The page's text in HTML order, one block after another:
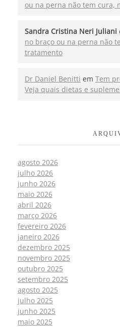
ou na perna não tem cura,
Sandra Cristina Neri Juliani
no braço ou na perna não
tratamento
Dr Daniel Benitti em Tem
Veja quais dietas e
agosto 2026
julho 2026
junho 2026
maio 2026
abril 2026
março 2026
fevereiro 2026
janeiro 2026
dezembro 2025
novembro 2025
outubro 2025
setembro 2025
agosto 2025
julho 2025
junho 2025
maio 2025